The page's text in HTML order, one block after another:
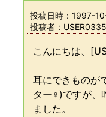
投稿日時： 1997-
投稿者：USER0335
こんにちは、
耳にできものが
ター♀)ですが、
ました。